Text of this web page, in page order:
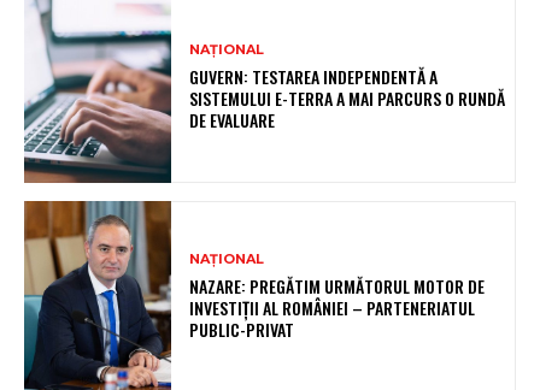
NAȚIONAL
GUVERN: TESTAREA INDEPENDENTĂ A
SISTEMULUI E-TERRA A MAI PARCURS O RUNDĂ
DE EVALUARE
NAȚIONAL
NAZARE: PREGĂTIM URMĂTORUL MOTOR DE
INVESTIȚII AL ROMÂNIEI – PARTENERIATUL
PUBLIC-PRIVAT